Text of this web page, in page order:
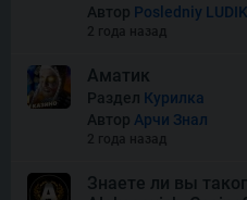
Thor of Asgard
Автор Posledniy LUDIK
2 года назад
Аматик
Раздел Курилка
Автор Арчи Знал
2 года назад
Знаете ли вы